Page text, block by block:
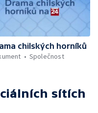
chilských horníků
Společnost
sítích